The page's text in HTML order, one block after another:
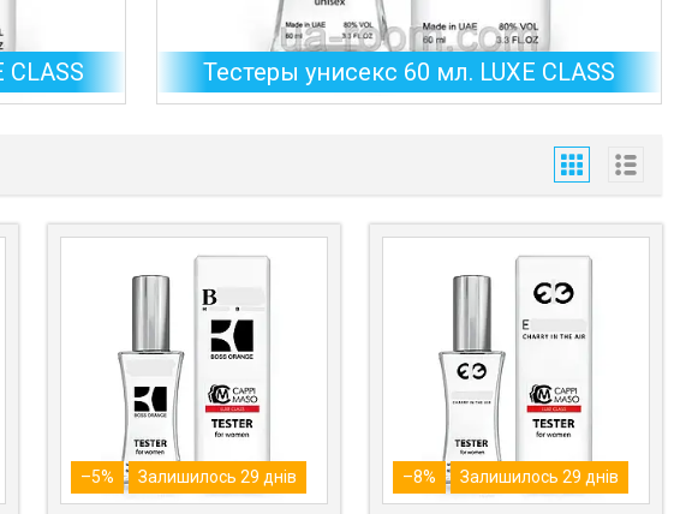
Тестеры унисекс 60 мл. LUXE CLASS
–5% Залишилось 29 днів –8% Залишилось 29 днів